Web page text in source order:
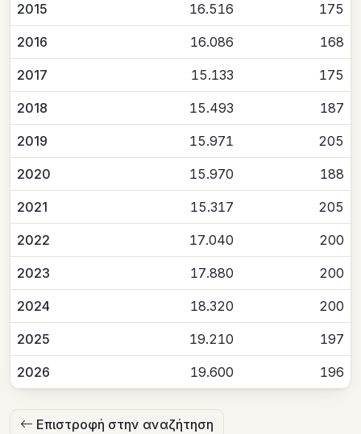
2015 16.516 175
2016 16.086 168
2017 15.133 175
2018 15.493 187
2019 15.971 205
2020 15.970 188
2021 15.317 205
2022 17.040 200
2023 17.880 200
2024 18.320 200
2025 19.210 197
2026 19.600 196
Επιστροφή στην αναζήτηση